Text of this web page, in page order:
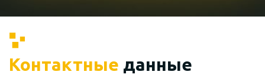
Контактные данные